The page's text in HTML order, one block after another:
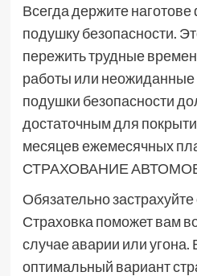
Всегда держите
подушку безопасности.
пережить трудные
работы или
подушки безопасности
достаточным для
месяцев ежемесячных
СТРАХОВАНИЕ
Обязательно
Страховка поможет вам
случае аварии или
оптимальный вариант